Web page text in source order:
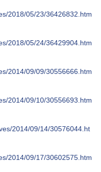
2018/05/23/36426832.htm
2018/05/24/36429904.htm
2014/09/09/30556666.htm
2014/09/10/30556693.htm
2014/09/14/30576044.ht
2014/09/17/30602575.htm